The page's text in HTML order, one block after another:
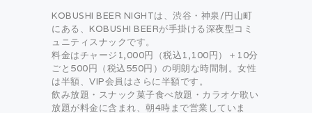
KOBUSHI BEER NIGHTは、渋谷・神泉/円山町
にある、KOBUSHI BEERが手掛ける深夜型コミ
ュニティスナックです。
料金はチャージ1,000円（税込1,100円）＋10分
ごと500円（税込550円）の明朗な時間制。女性
は半額、VIP会員はさらに半額です。
飲み放題・スナック菓子食べ放題・カラオケ歌い
放題が料金に含まれ、朝4時まで営業していま